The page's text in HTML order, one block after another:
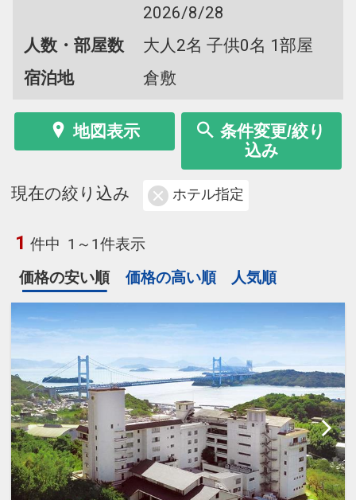
2026/8/28
人数・部屋数
大人2名 子供0名 1部屋
宿泊地
倉敷
地図表示
条件変更/絞り
込み
現在の絞り込み ホテル指定
1 件中 1～1件表示
価格の安い順
価格の高い順 人気順